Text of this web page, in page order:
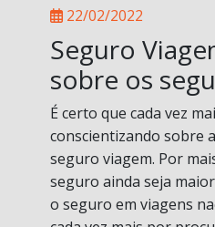
22/02/2022
Seguro
sobre os
É certo que cada vez
conscientizando sobre
seguro viagem. Por
seguro ainda seja
o seguro em viagens